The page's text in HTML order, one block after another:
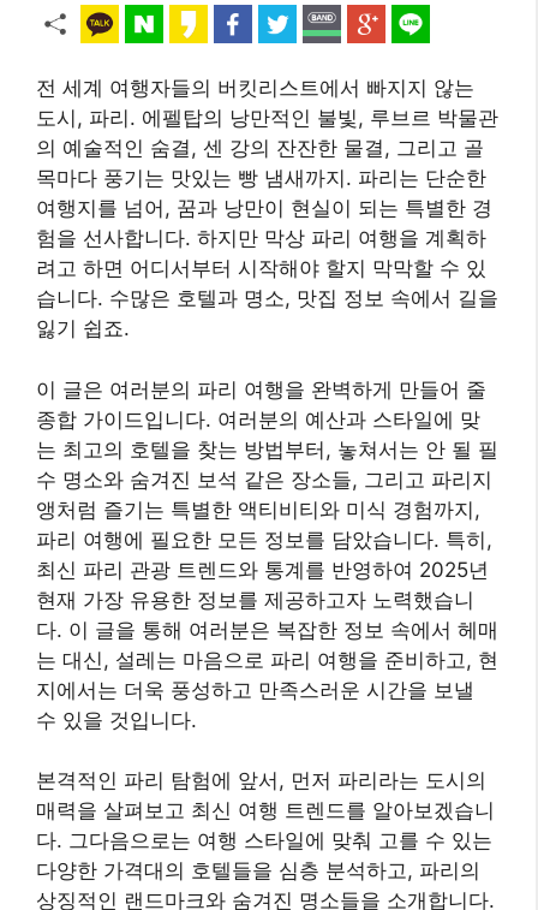
전 세계 여행자들의 버킷리스트에서 빠지지 않는
도시, 파리. 에펠탑의 낭만적인 불빛, 루브르 박물관
의 예술적인 숨결, 센 강의 잔잔한 물결, 그리고 골
목마다 풍기는 맛있는 빵 냄새까지. 파리는 단순한
여행지를 넘어, 꿈과 낭만이 현실이 되는 특별한 경
험을 선사합니다. 하지만 막상 파리 여행을 계획하
려고 하면 어디서부터 시작해야 할지 막막할 수 있
습니다. 수많은 호텔과 명소, 맛집 정보 속에서 길을
잃기 쉽죠.
이 글은 여러분의 파리 여행을 완벽하게 만들어 줄
종합 가이드입니다. 여러분의 예산과 스타일에 맞
는 최고의 호텔을 찾는 방법부터, 놓쳐서는 안 될 필
수 명소와 숨겨진 보석 같은 장소들, 그리고 파리지
앵처럼 즐기는 특별한 액티비티와 미식 경험까지,
파리 여행에 필요한 모든 정보를 담았습니다. 특히,
최신 파리 관광 트렌드와 통계를 반영하여 2025년
현재 가장 유용한 정보를 제공하고자 노력했습니
다. 이 글을 통해 여러분은 복잡한 정보 속에서 헤매
는 대신, 설레는 마음으로 파리 여행을 준비하고, 현
지에서는 더욱 풍성하고 만족스러운 시간을 보낼
수 있을 것입니다.
본격적인 파리 탐험에 앞서, 먼저 파리라는 도시의
매력을 살펴보고 최신 여행 트렌드를 알아보겠습니
다. 그다음으로는 여행 스타일에 맞춰 고를 수 있는
다양한 가격대의 호텔들을 심층 분석하고, 파리의
상징적인 랜드마크와 숨겨진 명소들을 소개합니다.